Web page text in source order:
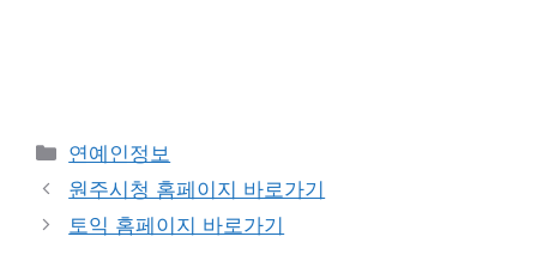
Categories
연예인정보
원주시청 홈페이지 바로가기
토익 홈페이지 바로가기